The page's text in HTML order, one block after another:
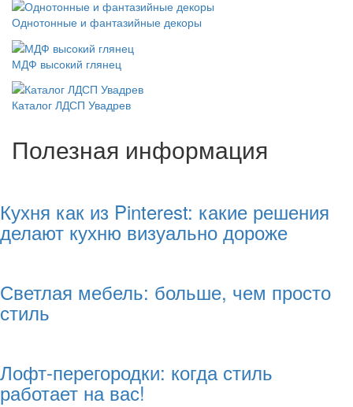
Однотонные и фантазийные декоры
МДФ высокий глянец
Каталог ЛДСП Увадрев
Полезная информация
Кухня как из Pinterest: какие решения
делают кухню визуально дороже
Светлая мебель: больше, чем просто
стиль
Лофт-перегородки: когда стиль
работает на вас!